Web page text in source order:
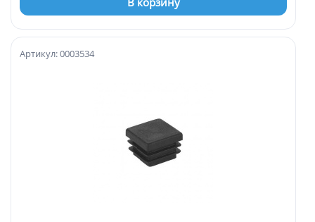
Артикул: 0003534